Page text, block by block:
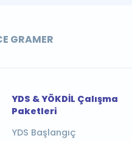
GRAMER
YDS & YÖKDİL Çalışma
Paketleri
YDS Başlangıç